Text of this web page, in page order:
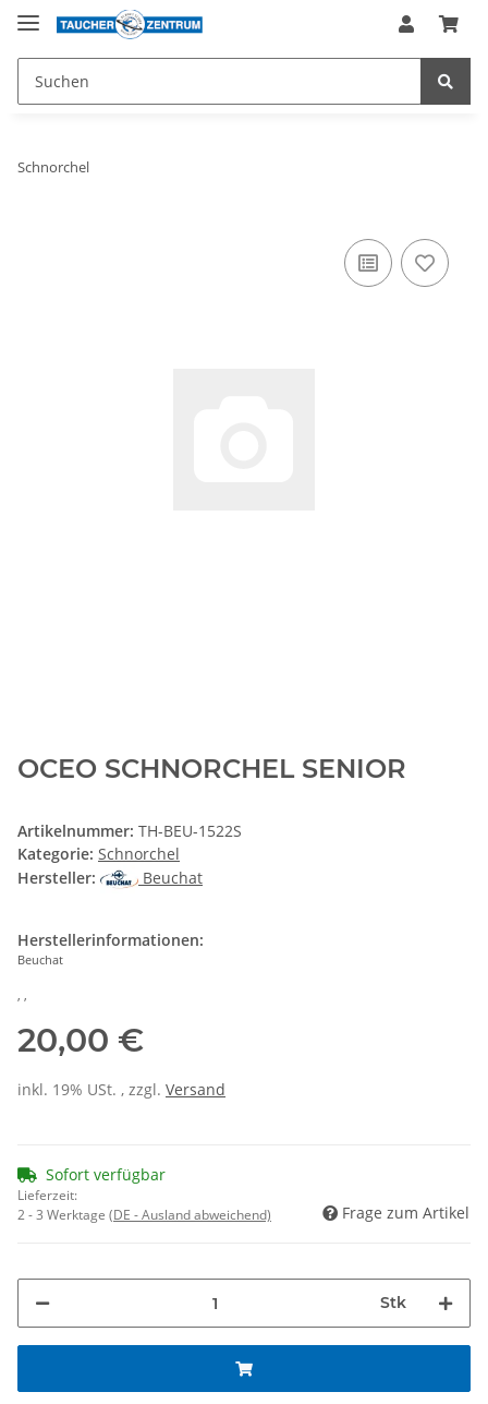
Schnorchel
OCEO SCHNORCHEL SENIOR
Artikelnummer: TH-BEU-1522S
Kategorie: Schnorchel
Hersteller:
Beuchat
Herstellerinformationen:
Beuchat
, ,
20,00 €
inkl. 19% USt. , zzgl. Versand
Sofort verfügbar
Lieferzeit:
2 - 3 Werktage (DE - Ausland abweichend) Frage zum Artikel
Stk